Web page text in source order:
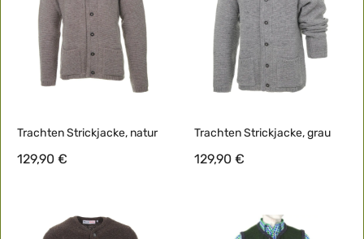
Trachten Strickjacke, natur
129,90 €
Trachten Strickjacke, grau
129,90 €